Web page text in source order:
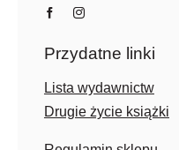
Przydatne linki
Lista wydawnictw
Drugie życie książki